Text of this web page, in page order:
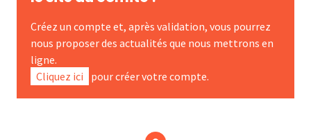
Créez un compte et, après validation, vous pourrez
nous proposer des actualités que nous mettrons en
ligne.
Cliquez ici
pour créer votre compte.